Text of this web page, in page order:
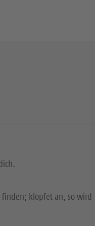
klopfet an, so wird